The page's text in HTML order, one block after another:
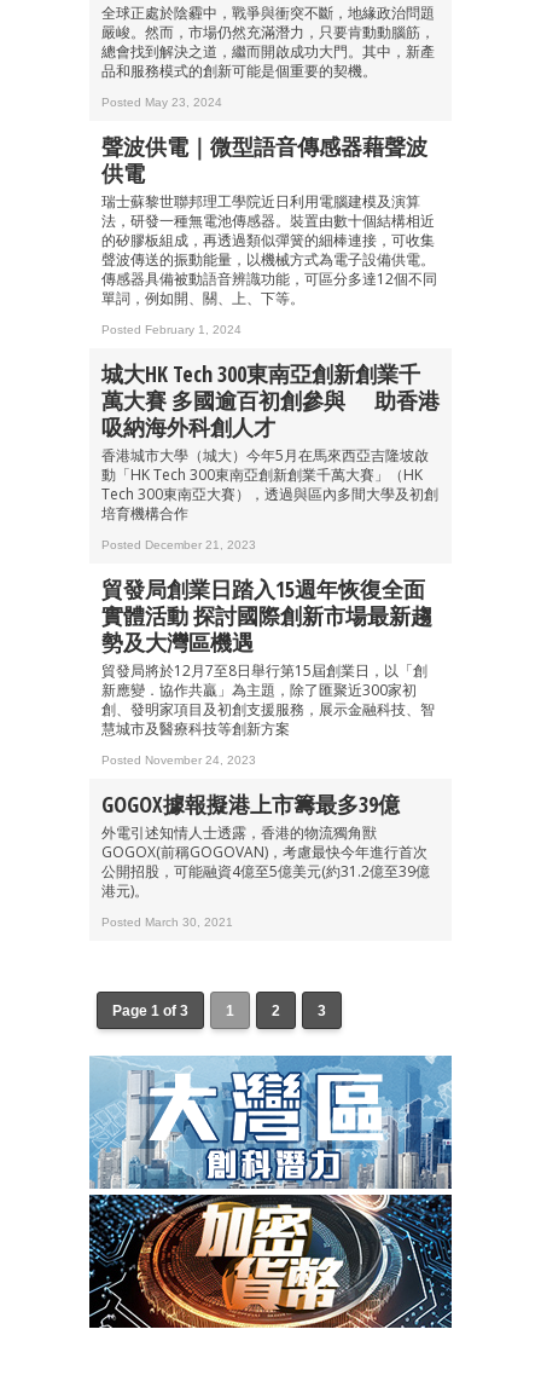
全球正處於陰霾中，戰爭與衝突不斷，地緣政治問題
嚴峻。然而，市場仍然充滿潛力，只要肯動動腦筋，
總會找到解決之道，繼而開啟成功大門。其中，新產
品和服務模式的創新可能是個重要的契機。
Posted May 23, 2024
聲波供電｜微型語音傳感器藉聲波
供電
瑞士蘇黎世聯邦理工學院近日利用電腦建模及演算
法，研發一種無電池傳感器。裝置由數十個結構相近
的矽膠板組成，再透過類似彈簧的細棒連接，可收集
聲波傳送的振動能量，以機械方式為電子設備供電。
傳感器具備被動語音辨識功能，可區分多達12個不同
單詞，例如開、關、上、下等。
Posted February 1, 2024
城大HK Tech 300東南亞創新創業千
萬大賽 多國逾百初創參與 助香港
吸納海外科創人才
香港城市大學（城大）今年5月在馬來西亞吉隆坡啟
動「HK Tech 300東南亞創新創業千萬大賽」（HK
Tech 300東南亞大賽），透過與區內多間大學及初創
培育機構合作
Posted December 21, 2023
貿發局創業日踏入15週年恢復全面
實體活動 探討國際創新市場最新趨
勢及大灣區機遇
貿發局將於12月7至8日舉行第15屆創業日，以「創
新應變．協作共贏」為主題，除了匯聚近300家初
創、發明家項目及初創支援服務，展示金融科技、智
慧城市及醫療科技等創新方案
Posted November 24, 2023
GOGOX據報擬港上市籌最多39億
外電引述知情人士透露，香港的物流獨角獸
GOGOX(前稱GOGOVAN)，考慮最快今年進行首次
公開招股，可能融資4億至5億美元(約31.2億至39億
港元)。
Posted March 30, 2021
Page 1 of 3 1 2 3
成為 EJ Tech 會員